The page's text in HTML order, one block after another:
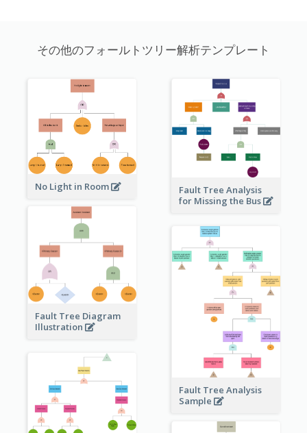
その他のフォールトツリー解析テンプレート
No Light in Room
Fault Tree Analysis
for Missing the Bus
Fault Tree Diagram
Illustration
Fault Tree Analysis
Sample